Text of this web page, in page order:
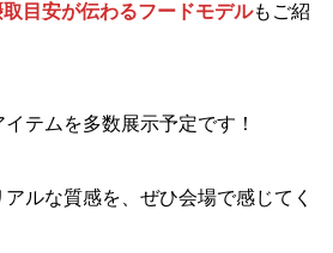
取目安が伝わるフードモデルもご紹
テムを多数展示予定です！
ルな質感を、ぜひ会場で感じてく